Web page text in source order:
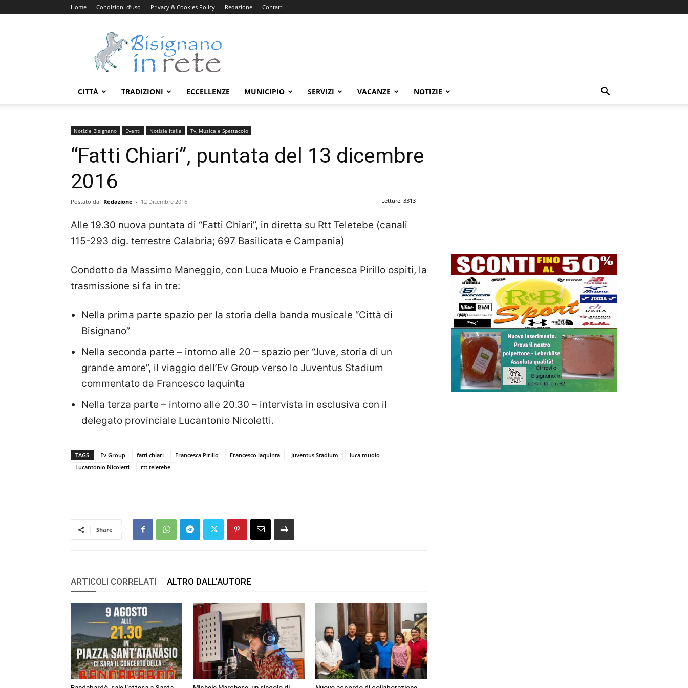
Home Condizioni d’uso Privacy & Cookies Policy Redazione Contatti
Bisignanoinrete.com
CITTÀ TRADIZIONI ECCELLENZE MUNICIPIO SERVIZI VACANZE NOTIZIE
Notizie Bisignano Eventi Notizie Italia Tv, Musica e Spettacolo
“Fatti Chiari”, puntata del 13 dicembre
2016
Postato da: Redazione - 12 Dicembre 2016 Letture: 3313
Alle 19.30 nuova puntata di “Fatti Chiari”, in diretta su Rtt Teletebe (canali
115-293 dig. terrestre Calabria; 697 Basilicata e Campania)
Condotto da Massimo Maneggio, con Luca Muoio e Francesca Pirillo ospiti, la
trasmissione si fa in tre:
Nella prima parte spazio per la storia della banda musicale “Città di
Bisignano”
Nella seconda parte – intorno alle 20 – spazio per “Juve, storia di un
grande amore”, il viaggio dell’Ev Group verso lo Juventus Stadium
commentato da Francesco Iaquinta
Nella terza parte – intorno alle 20.30 – intervista in esclusiva con il
delegato provinciale Lucantonio Nicoletti.
TAGS Ev Group fatti chiari Francesca Pirillo Francesco iaquinta Juventus Stadium
luca muoio
Lucantonio Nicoletti
rtt teletebe
Share
ARTICOLI CORRELATI ALTRO DALL'AUTORE